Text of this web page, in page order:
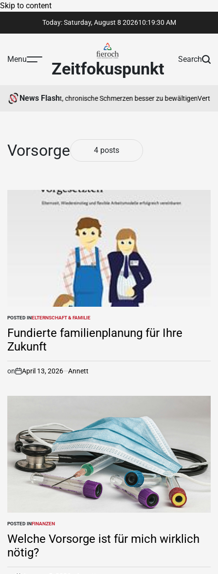
Skip to content
Today: Saturday, August 8 202610:19:31 AM
Menu Zeitfokuspunkt Search
News Flash
Ihnen hilft, chronische Schmerzen besser zu bewältigen
Vorsorge 4 posts
POSTED INELTERNSCHAFT & FAMILIE
Fundierte familienplanung für Ihre
Zukunft
on April 13, 2026 Annett
POSTED INFINANZEN
Welche Vorsorge ist für mich wirklich
nötig?